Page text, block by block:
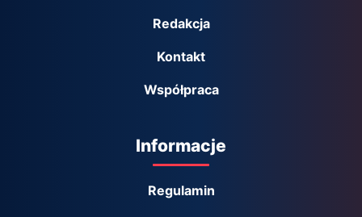
Redakcja
Kontakt
Współpraca
Informacje
Regulamin